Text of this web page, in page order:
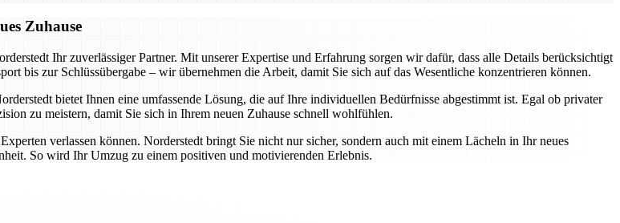
Zuhause
Ihr zuverlässiger Partner. Mit unserer Expertise und Erfahrung sorgen wir dafür, dass alle Details berücksichtigt
bis zur Schlüssübergabe – wir übernehmen die Arbeit, damit Sie sich auf das Wesentliche konzentrieren können.
bietet Ihnen eine umfassende Lösung, die auf Ihre individuellen Bedürfnisse abgestimmt ist. Egal ob privater
zu meistern, damit Sie sich in Ihrem neuen Zuhause schnell wohlfühlen.
verlassen können. Norderstedt bringt Sie nicht nur sicher, sondern auch mit einem Lächeln in Ihr neues
So wird Ihr Umzug zu einem positiven und motivierenden Erlebnis.